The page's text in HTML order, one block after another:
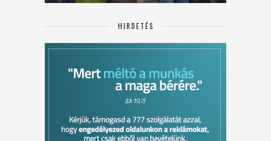
HIRDETÉS